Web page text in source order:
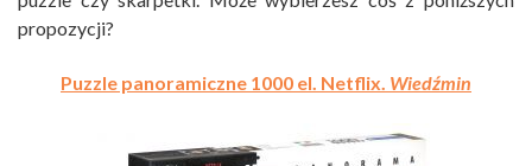
propozycji?
Puzzle panoramiczne 1000 el. Netflix. Wiedźmin